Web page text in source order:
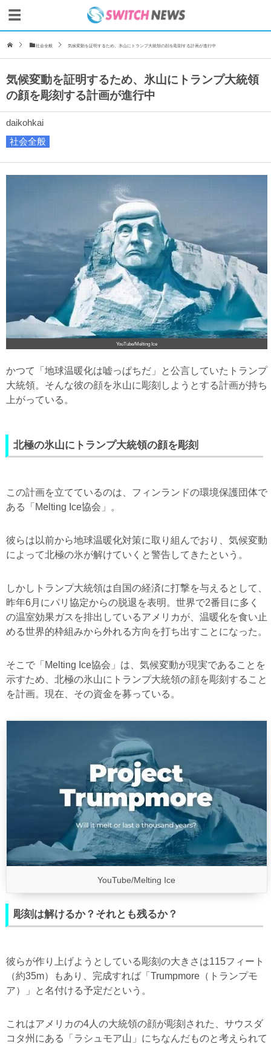
社会全般 気候変動を証明するため、氷山にトランプ大統領の顔を彫刻する計画が進行中
気候変動を証明するため、氷山にトランプ大統領
の顔を彫刻する計画が進行中
daikohkai
社会全般
YouTube/Melting Ice
かつて「地球温暖化は嘘っぱちだ」と公言していたトランプ
大統領。そんな彼の顔を氷山に彫刻しようとする計画が持ち
上がっている。
北極の氷山にトランプ大統領の顔を彫刻
この計画を立てているのは、フィンランドの環境保護団体で
ある「Melting Ice協会」。
彼らは以前から地球温暖化対策に取り組んでおり、気候変動
によって北極の氷が解けていくと警告してきたという。
しかしトランプ大統領は自国の経済に打撃を与えるとして、
昨年6月にパリ協定からの脱退を表明。世界で2番目に多く
の温室効果ガスを排出しているアメリカが、温暖化を食い止
める世界的枠組みから外れる方向を打ち出すことになった。
そこで「Melting Ice協会」は、気候変動が現実であることを
示すため、北極の氷山にトランプ大統領の顔を彫刻すること
を計画。現在、その資金を募っている。
YouTube/Melting Ice
彫刻は解けるか？それとも残るか？
彼らが作り上げようとしている彫刻の大きさは115フィート
（約35m）もあり、完成すれば「Trumpmore（トランプモ
ア）」と名付ける予定だという。
これはアメリカの4人の大統領の顔が彫刻された、サウスダ
コタ州にある「ラシュモア山」にちなんだものと考えられて